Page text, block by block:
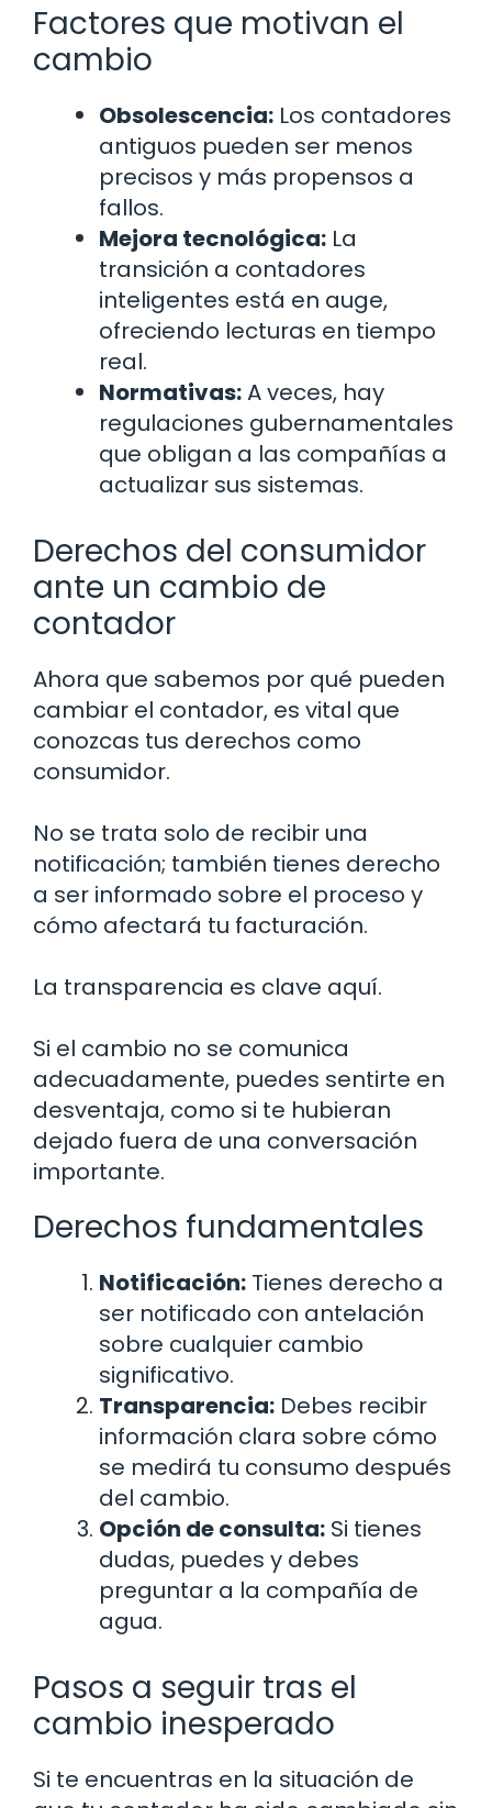
Factores que motivan el
cambio
Obsolescencia: Los contadores
antiguos pueden ser menos
precisos y más propensos a
fallos.
Mejora tecnológica: La
transición a contadores
inteligentes está en auge,
ofreciendo lecturas en tiempo
real.
Normativas:A veces, hay
regulaciones gubernamentales
que obligan a las compañías a
actualizar sus sistemas.
Derechos del consumidor
ante un cambio de
contador
Ahora que sabemos por qué pueden
cambiar el contador, es vital que
conozcas tus derechos como
consumidor.
No se trata solo de recibir una
notificación; también tienes derecho
a ser informado sobre el proceso y
cómo afectará tu facturación.
La transparencia es clave aquí.
Si el cambio no se comunica
adecuadamente, puedes sentirte en
desventaja, como si te hubieran
dejado fuera de una conversación
importante.
Derechos fundamentales
Notificación: Tienes derecho a
ser notificado con antelación
sobre cualquier cambio
significativo.
Transparencia: Debes recibir
información clara sobre cómo
se medirá tu consumo después
del cambio.
Opción de consulta: Si tienes
dudas, puedes y debes
preguntar a la compañía de
agua.
Pasos a seguir tras el
cambio inesperado
Si te encuentras en la situación de